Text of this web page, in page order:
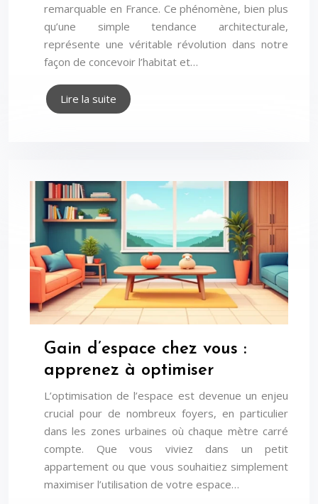
remarquable en France. Ce phénomène, bien plus
qu’une simple tendance architecturale,
représente une véritable révolution dans notre
façon de concevoir l’habitat et…
Lire la suite
Gain d’espace chez vous :
apprenez à optimiser
L’optimisation de l’espace est devenue un enjeu
crucial pour de nombreux foyers, en particulier
dans les zones urbaines où chaque mètre carré
compte. Que vous viviez dans un petit
appartement ou que vous souhaitiez simplement
maximiser l’utilisation de votre espace…